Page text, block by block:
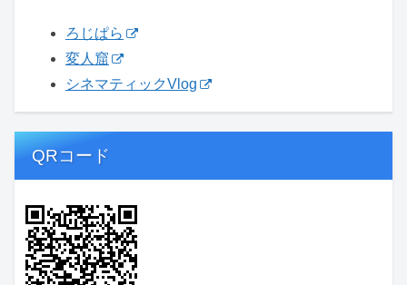
ろじぱら
変人窟
シネマティックVlog
QRコード